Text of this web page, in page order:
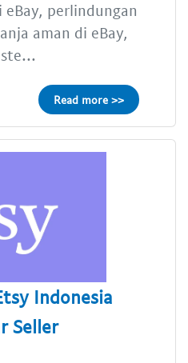
eBay, perlindungan
aman di eBay,
Read more >>
Indonesia
Seller